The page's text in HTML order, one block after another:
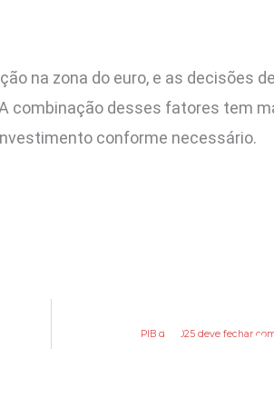
na zona do euro, e as decisões
combinação desses fatores tem
conforme necessário.
PIB de 2025 deve fechar